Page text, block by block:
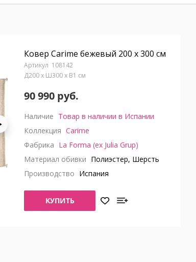
Ковер Carime бежевый 200 x 300 см
108142
Д200 x Ш300 x В1 см
90 990 руб.
Наличие Товар в наличии в Испании
Коллекция Carime
Фабрика La Forma (ex Julia Grup)
Материал обивки Полиэстер, Шерсть
Производство Испания
КУПИТЬ